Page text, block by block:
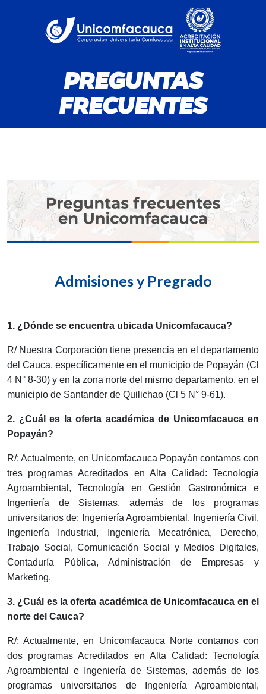
PREGUNTAS
FRECUENTES
Admisiones y Pregrado
1. ¿Dónde se encuentra ubicada Unicomfacauca?
R/ Nuestra Corporación tiene presencia en el departamento
del Cauca, específicamente en el municipio de Popayán (Cl
4 N° 8-30) y en la zona norte del mismo departamento, en el
municipio de Santander de Quilichao (Cl 5 N° 9-61).
2. ¿Cuál es la oferta académica de Unicomfacauca en
Popayán?
R/: Actualmente, en Unicomfacauca Popayán contamos con
tres programas Acreditados en Alta Calidad: Tecnología
Agroambiental, Tecnología en Gestión Gastronómica e
Ingeniería de Sistemas, además de los programas
universitarios de: Ingeniería Agroambiental, Ingeniería Civil,
Ingeniería Industrial, Ingeniería Mecatrónica, Derecho,
Trabajo Social, Comunicación Social y Medios Digitales,
Contaduría Pública, Administración de Empresas y
Marketing.
3. ¿Cuál es la oferta académica de Unicomfacauca en el
norte del Cauca?
R/: Actualmente, en Unicomfacauca Norte contamos con
dos programas Acreditados en Alta Calidad: Tecnología
Agroambiental e Ingeniería de Sistemas, además de los
programas universitarios de Ingeniería Agroambiental,